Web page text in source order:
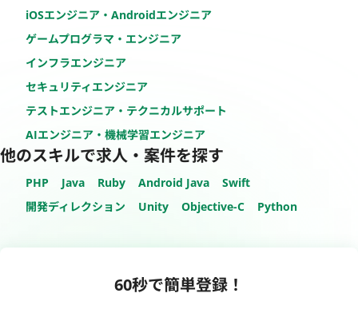
iOSエンジニア・Androidエンジニア
ゲームプログラマ・エンジニア
インフラエンジニア
セキュリティエンジニア
テストエンジニア・テクニカルサポート
AIエンジニア・機械学習エンジニア
他のスキルで求人・案件を探す
PHP Java Ruby Android Java
Swift
開発ディレクション
Unity Objective-C Python
60秒で簡単登録！